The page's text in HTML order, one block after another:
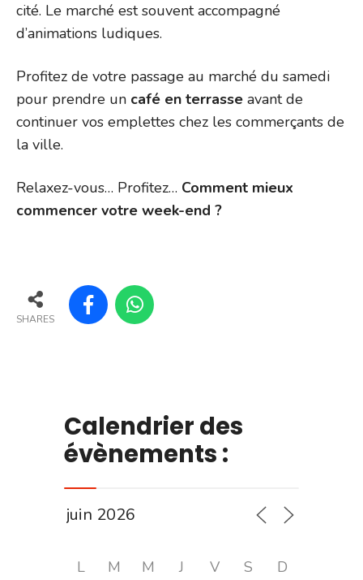
cité. Le marché est souvent accompagné
d’animations ludiques.
Profitez de votre passage au marché du samedi
pour prendre un café en terrasse avant de
continuer vos emplettes chez les commerçants de
la ville.
Relaxez-vous… Profitez… Comment mieux
commencer votre week-end ?
SHARES
Calendrier des
évènements :
L M M J V S D